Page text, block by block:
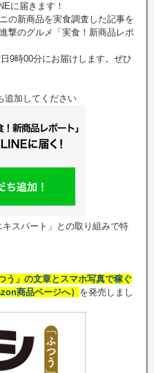
に届きます！
の新商品を実食調査した記事を
撃のグルメ「実食！新商品レポ
9時00分にお届けします。ぜひ
追加してください
スパート」との取り組みで特
う」の文章とスマホ写真で稼ぐ
商品ページへ） を発売しまし